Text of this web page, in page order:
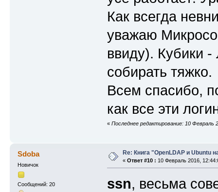
Как всегда
уважаю
ввиду). Кубики
собирать тяжко.
Всем спасибо,
как все эти
« Последнее редактирование: 10 Февраль
Sdoba
Новичок
Сообщений: 20
Re: Книга "OpenLDAP и Ubuntu
« Ответ #10 : 10 Февраль 2016,
ssn, весьма